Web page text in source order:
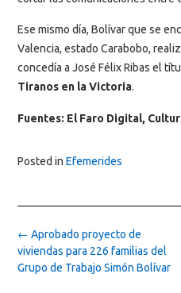
Ese mismo día, Bolívar que se
Valencia, estado Carabobo,
concedía a José Félix Ribas el
Tiranos en la Victoria.
Fuentes: El Faro Digital,
Posted in Efemerides
Post
navigation
← Aprobado proyecto de
viviendas para 226 familias del
Grupo de Trabajo Simón Bolívar